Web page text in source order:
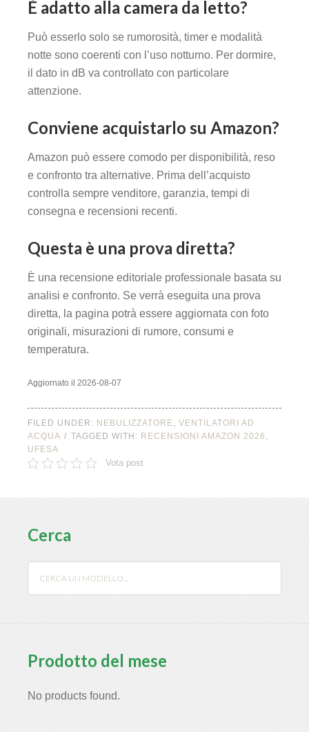
È adatto alla camera da letto?
Può esserlo solo se rumorosità, timer e modalità
notte sono coerenti con l’uso notturno. Per dormire,
il dato in dB va controllato con particolare
attenzione.
Conviene acquistarlo su Amazon?
Amazon può essere comodo per disponibilità, reso
e confronto tra alternative. Prima dell’acquisto
controlla sempre venditore, garanzia, tempi di
consegna e recensioni recenti.
Questa è una prova diretta?
È una recensione editoriale professionale basata su
analisi e confronto. Se verrà eseguita una prova
diretta, la pagina potrà essere aggiornata con foto
originali, misurazioni di rumore, consumi e
temperatura.
Aggiornato il 2026-08-07
FILED UNDER: NEBULIZZATORE, VENTILATORI AD
ACQUA
TAGGED WITH: RECENSIONI AMAZON 2026 ,
UFESA
Vota post
Cerca
Prodotto del mese
No products found.